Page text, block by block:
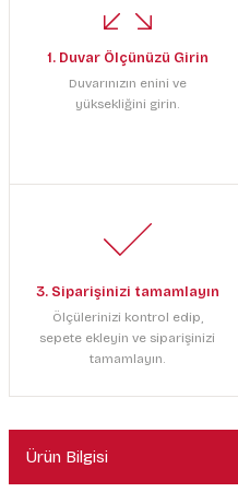
1. Duvar Ölçünüzü Girin
Duvarınızın enini ve
yüksekliğini girin.
3. Siparişinizi tamamlayın
Ölçülerinizi kontrol edip,
sepete ekleyin ve siparişinizi
tamamlayın.
Ürün Bilgisi